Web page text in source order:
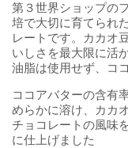
第３世界ショップの
培で大切に育てられ
レートです。カカオ
いしさを最大限に活
油脂は使用せず、コ
ココアバターの含有
めらかに溶け、カカ
チョコレートの風味
に仕上げました